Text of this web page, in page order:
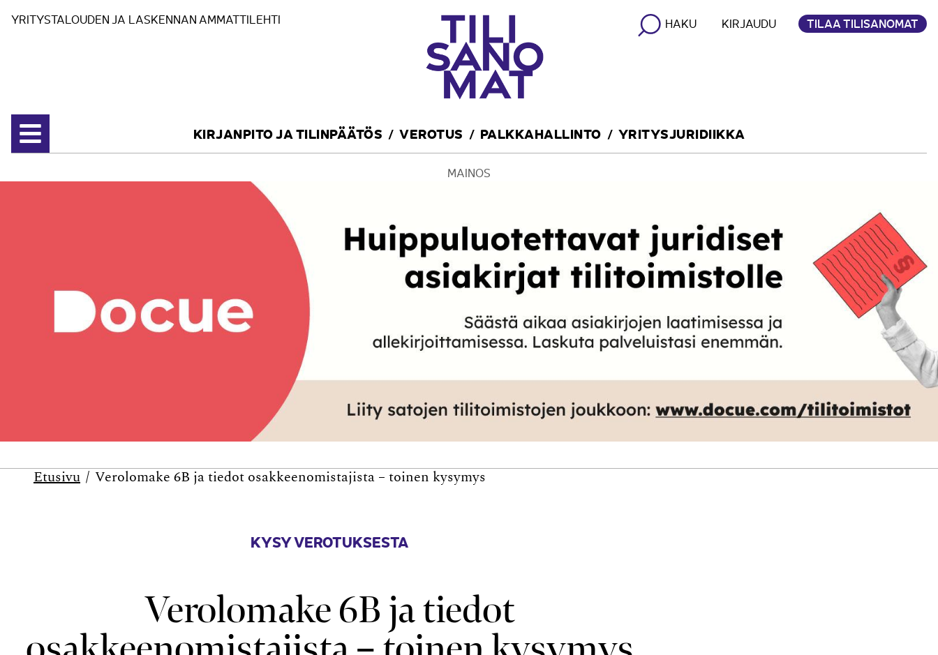
YRITYSTALOUDEN JA LASKENNAN AMMATTILEHTI HAKU KIRJAUDU TILAA TILISANOMAT
Avaa valikko
KIRJANPITO JA TILINPÄÄTÖS VEROTUS PALKKAHALLINTO YRITYSJURIDIIKKA
MAINOS
Etusivu Verolomake 6B ja tiedot osakkeenomistajista – toinen kysymys
KYSY VEROTUKSESTA
Verolomake 6B ja tiedot